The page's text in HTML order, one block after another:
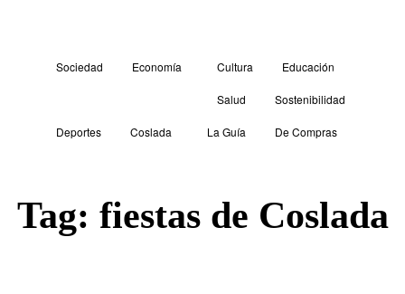
Sociedad Economía Cultura Educación
Salud Sostenibilidad
Deportes Coslada La Guía De Compras
Tag: fiestas de Coslada